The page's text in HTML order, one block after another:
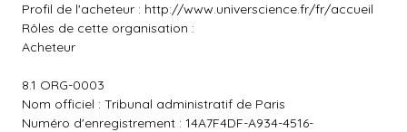
Profil de l'acheteur : http://www.universcience.fr/fr/accueil
Rôles de cette organisation :
Acheteur
8.1 ORG-0003
Nom officiel : Tribunal administratif de Paris
Numéro d'enregistrement : 14A7F4DF-A934-4516-